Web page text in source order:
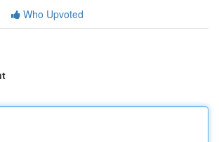
Who Upvoted